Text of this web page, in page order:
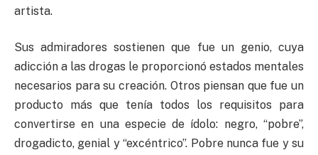
artista.
Sus admiradores sostienen que fue un genio, cuya
adicción a las drogas le proporcionó estados mentales
necesarios para su creación. Otros piensan que fue un
producto más que tenía todos los requisitos para
convertirse en una especie de ídolo: negro, “pobre”,
drogadicto, genial y “excéntrico”. Pobre nunca fue y su